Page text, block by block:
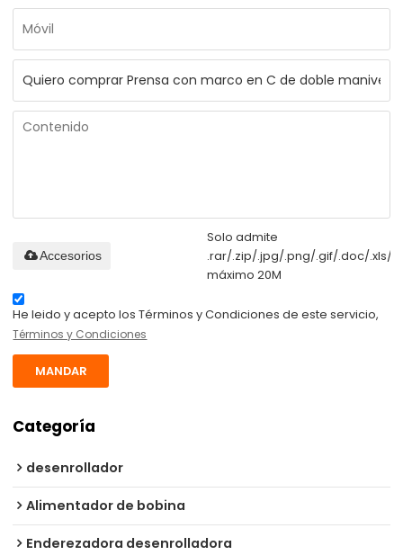
Solo admite
.rar/.zip/.jpg/.png/.gif/.doc/.xls/
máximo 20M
Accesorios
He leido y acepto los Términos y Condiciones de este servicio,
Términos y Condiciones
MANDAR
Categoría
desenrollador
Alimentador de bobina
Enderezadora desenrolladora